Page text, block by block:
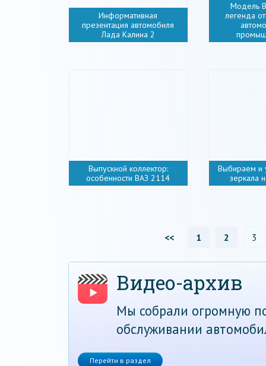
Информативная
презентация автомобиля
Лада Калина 2
Модель
легенда
Выпускной коллектор:
особенности ВАЗ 2114
Выбираем и
зеркала
<< 1 2 3
Видео-архив
Мы собрали огромную
обслуживании
Перейти в раздел